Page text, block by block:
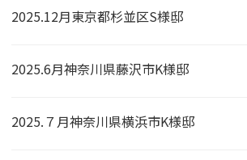
2025.12月東京都杉並区S様邸
2025.6月神奈川県藤沢市K様邸
2025.７月神奈川県横浜市K様邸